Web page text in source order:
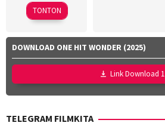
2012
TONTON
DOWNLOAD ONE HIT WONDER (2025)
Link Download 1
TELEGRAM FILMKITA